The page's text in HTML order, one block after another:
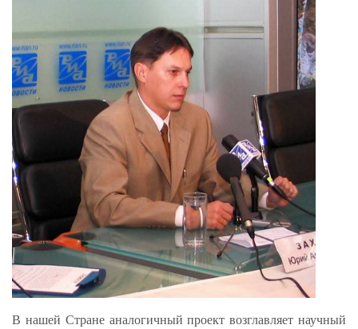
В нашей Стране аналогичный проект возглавляет научный